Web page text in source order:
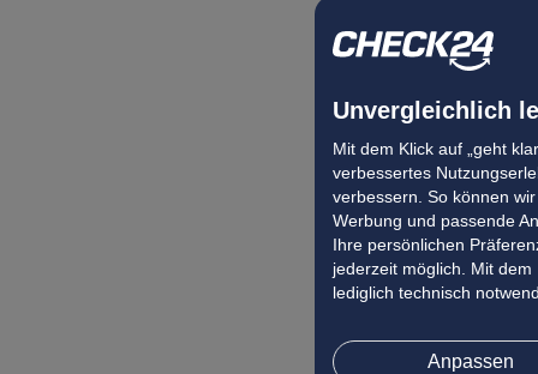
Unvergleichlich
Mit dem Klick auf „geht
verbessertes
verbessern. So können
Werbung und passende
Ihre persönlichen
jederzeit möglich. Mit dem
lediglich technisch
Anpassen